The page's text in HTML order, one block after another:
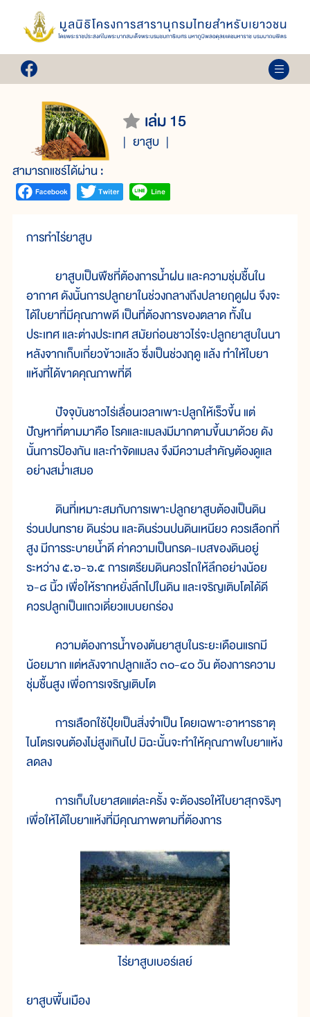
เล่ม 15
ยาสูบ
สามารถแชร์ได้ผ่าน :
การทำไร่ยาสูบ
ยาสูบเป็นพืชที่ต้องการน้ำฝน และความชุ่มชื้นใน
อากาศ ดังนั้นการปลูกยาในช่วงกลางถึงปลายฤดูฝน จึงจะ
ได้ใบยาที่มีคุณภาพดี เป็นที่ต้องการของตลาด ทั้งใน
ประเทศ และต่างประเทศ สมัยก่อนชาวไร่จะปลูกยาสูบในนา
หลังจากเก็บเกี่ยวข้าวแล้ว ซึ่งเป็นช่วงฤดู แล้ง ทำให้ใบยา
แห้งที่ได้ขาดคุณภาพที่ดี
ปัจจุบันชาวไร่เลื่อนเวลาเพาะปลูกให้เร็วขึ้น แต่
ปัญหาที่ตามมาคือ โรคและแมลงมีมากตามขึ้นมาด้วย ดัง
นั้นการป้องกัน และกำจัดแมลง จึงมีความสำคัญต้องดูแล
อย่างสม่ำเสมอ
ดินที่เหมาะสมกับการเพาะปลูกยาสูบต้องเป็นดิน
ร่วนปนทราย ดินร่วน และดินร่วนปนดินเหนียว ควรเลือกที่
สูง มีการระบายน้ำดี ค่าความเป็นกรด-เบสของดินอยู่
ระหว่าง ๕.๖-๖.๕ การเตรียมดินควรไถให้ลึกอย่างน้อย
๖-๘ นิ้ว เพื่อให้รากหยั่งลึกไปในดิน และเจริญเติบโตได้ดี
ควรปลูกเป็นแถวเดี่ยวแบบยกร่อง
ความต้องการน้ำของต้นยาสูบในระยะเดือนแรกมี
น้อยมาก แต่หลังจากปลูกแล้ว ๓๐-๔๐ วัน ต้องการความ
ชุ่มชื้นสูง เพื่อการเจริญเติบโต
การเลือกใช้ปุ๋ยเป็นสิ่งจำเป็น โดยเฉพาะอาหารธาตุ
ไนโตรเจนต้องไม่สูงเกินไป มิฉะนั้นจะทำให้คุณภาพใบยาแห้ง
ลดลง
การเก็บใบยาสดแต่ละครั้ง จะต้องรอให้ใบยาสุกจริงๆ
เพื่อให้ได้ใบยาแห้งที่มีคุณภาพตามที่ต้องการ
ไร่ยาสูบเบอร์เลย์
ยาสูบพื้นเมือง